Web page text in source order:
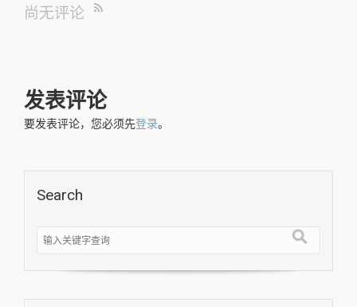
尚无评论
发表评论
要发表评论，您必须先登录。
Search